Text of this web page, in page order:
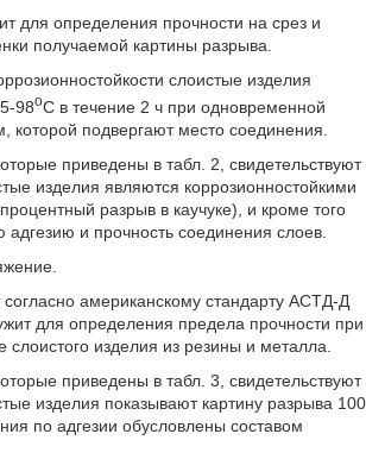
для определения прочности на срез и
получаемой картины разрыва.
слоистые изделия
98oС в течение 2 ч при одновременной
которой подвергают место соединения.
приведены в табл. 2, свидетельствуют
изделия являются коррозионностойкими
разрыв в каучуке), и кроме того
и прочность соединения слоев.
согласно американскому стандарту АСТД-Д
для определения предела прочности при
слоистого изделия из резины и металла.
приведены в табл. 3, свидетельствуют
изделия показывают картину разрыва 100
по адгезии обусловлены составом